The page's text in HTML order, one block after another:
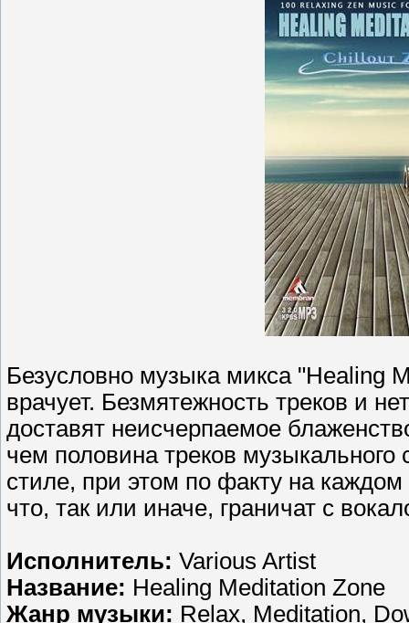
Безусловно музыка микса "Healing
врачует. Безмятежность треков и
доставят неисчерпаемое
чем половина треков
стиле, при этом по факту на
что, так или иначе, граничат с
Исполнитель: Various Artist
Название: Healing Meditation Zone
Жанр музыки: Relax, Meditation,